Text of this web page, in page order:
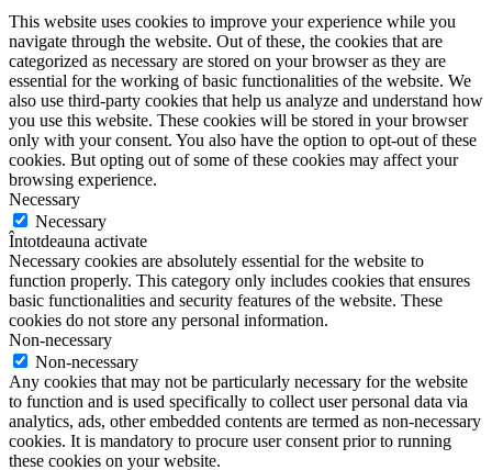
This website uses cookies to improve your experience while you
navigate through the website. Out of these, the cookies that are
categorized as necessary are stored on your browser as they are
essential for the working of basic functionalities of the website. We
also use third-party cookies that help us analyze and understand how
you use this website. These cookies will be stored in your browser
only with your consent. You also have the option to opt-out of these
cookies. But opting out of some of these cookies may affect your
browsing experience.
Necessary
Necessary
Întotdeauna activate
Necessary cookies are absolutely essential for the website to
function properly. This category only includes cookies that ensures
basic functionalities and security features of the website. These
cookies do not store any personal information.
Non-necessary
Non-necessary
Any cookies that may not be particularly necessary for the website
to function and is used specifically to collect user personal data via
analytics, ads, other embedded contents are termed as non-necessary
cookies. It is mandatory to procure user consent prior to running
these cookies on your website.